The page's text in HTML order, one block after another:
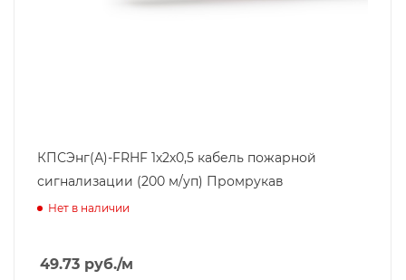
КПСЭнг(А)-FRHF 1х2х0,5 кабель пожарной
сигнализации (200 м/уп) Промрукав
Нет в наличии
49.73 руб./м